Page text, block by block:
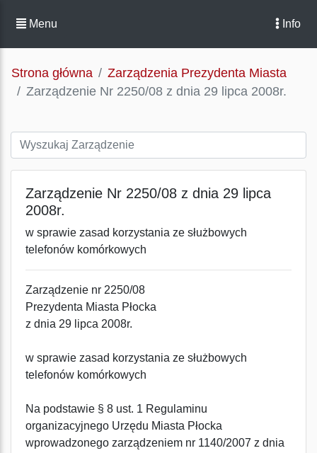
Menu Info
Strona główna
Zarządzenia Prezydenta Miasta
Zarządzenie Nr 2250/08 z dnia 29 lipca 2008r.
Zarządzenie Nr 2250/08 z dnia 29 lipca
2008r.
w sprawie zasad korzystania ze służbowych
telefonów komórkowych
Zarządzenie nr 2250/08
Prezydenta Miasta Płocka
z dnia 29 lipca 2008r.
w sprawie zasad korzystania ze służbowych
telefonów komórkowych
Na podstawie § 8 ust. 1 Regulaminu
organizacyjnego Urzędu Miasta Płocka
wprowadzonego zarządzeniem nr 1140/2007 z dnia